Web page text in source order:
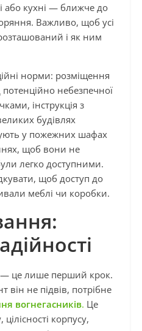
або кухні — ближче до
Важливо, щоб усі
і як ним
норми: розміщення
потенційно небезпечної
інструкція з
будівлях
у пожежних шафах
щоб вони не
легко доступними.
щоб доступ до
меблі чи коробки.
— це лише перший крок.
не підвів, потрібне
вогнегасників. Це
корпусу,